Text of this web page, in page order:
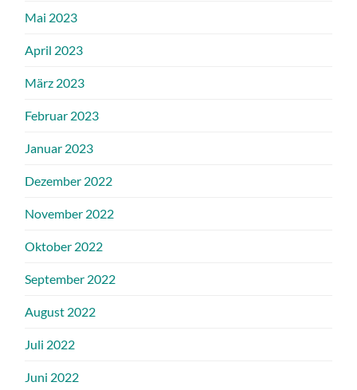
Mai 2023
April 2023
März 2023
Februar 2023
Januar 2023
Dezember 2022
November 2022
Oktober 2022
September 2022
August 2022
Juli 2022
Juni 2022